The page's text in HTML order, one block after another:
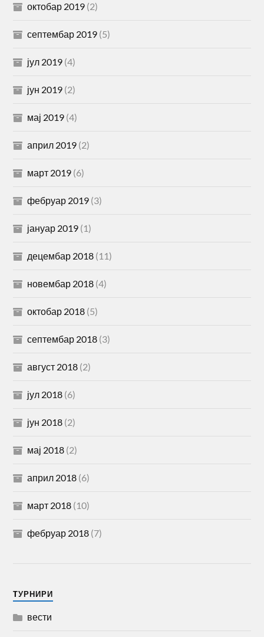
октобар 2019 (2)
септембар 2019 (5)
јул 2019 (4)
јун 2019 (2)
мај 2019 (4)
април 2019 (2)
март 2019 (6)
фебруар 2019 (3)
јануар 2019 (1)
децембар 2018 (11)
новембар 2018 (4)
октобар 2018 (5)
септембар 2018 (3)
август 2018 (2)
јул 2018 (6)
јун 2018 (2)
мај 2018 (2)
април 2018 (6)
март 2018 (10)
фебруар 2018 (7)
TУРНИРИ
вести